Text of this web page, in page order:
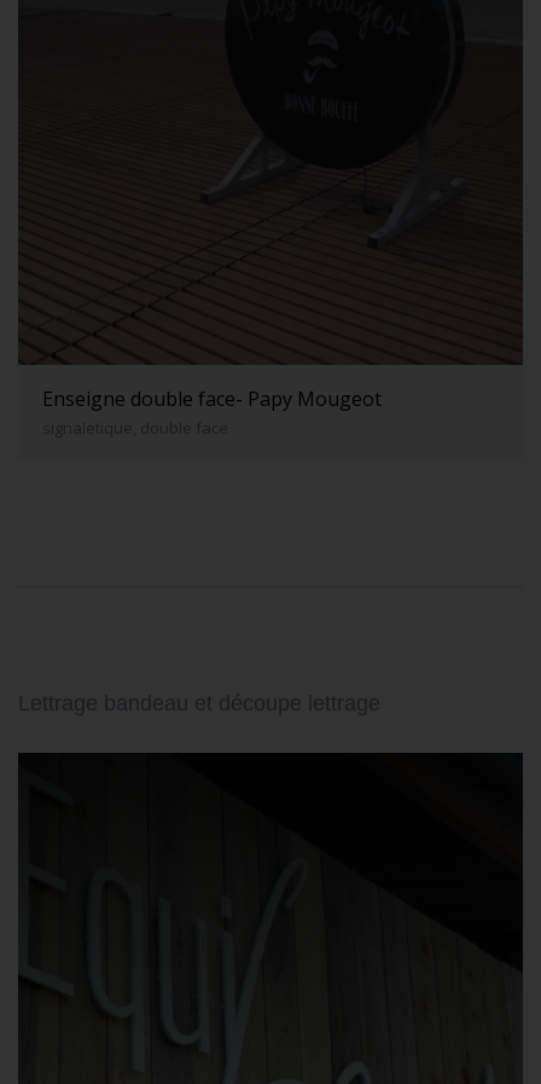
Enseigne double face- Papy Mougeot
signaletique, double face
Lettrage bandeau et découpe lettrage